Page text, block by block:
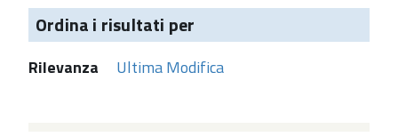
Ordina i risultati per
Rilevanza Ultima Modifica